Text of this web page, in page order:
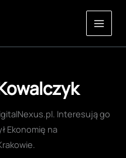
Interesują go
Ekonomię na